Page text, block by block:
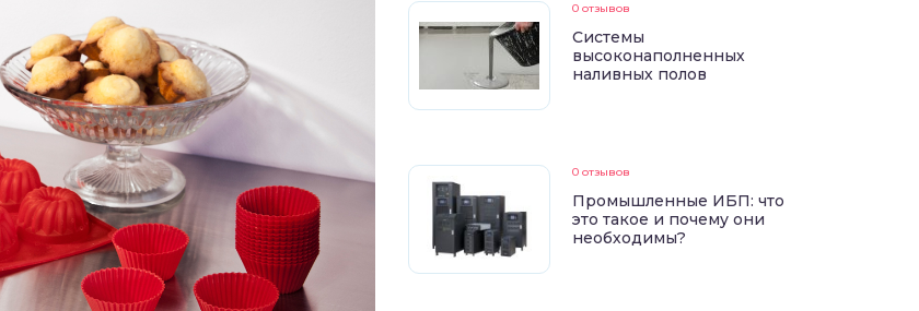
0 отзывов
Системы
высоконаполненных
наливных полов
0 отзывов
Промышленные ИБП: что
это такое и почему они
необходимы?